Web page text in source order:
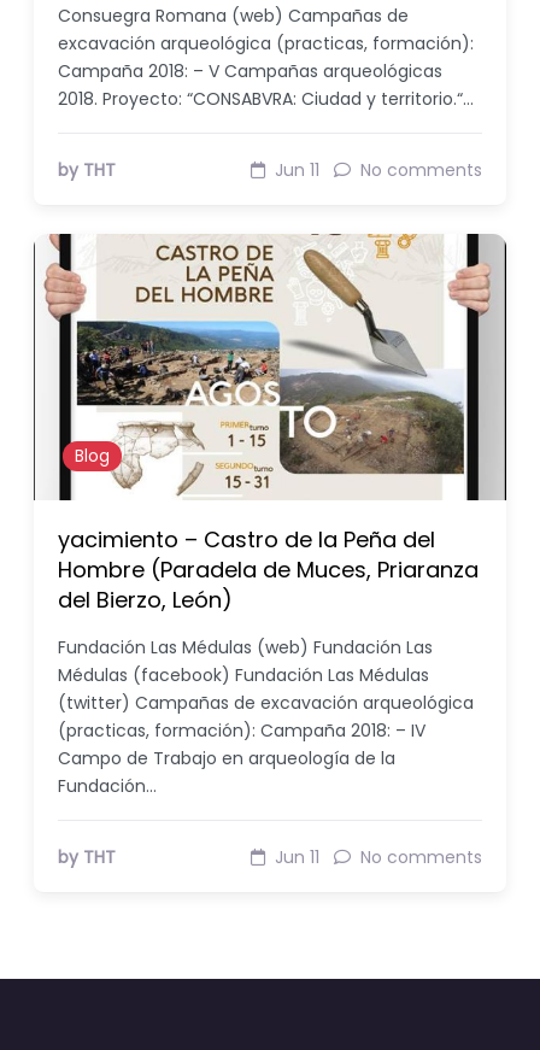
Consuegra Romana (web) Campañas de
excavación arqueológica (practicas, formación):
Campaña 2018: – V Campañas arqueológicas
2018. Proyecto: “CONSABVRA: Ciudad y territorio.“…
by THT Jun 11 No comments
Blog
yacimiento – Castro de la Peña del
Hombre (Paradela de Muces, Priaranza
del Bierzo, León)
Fundación Las Médulas (web) Fundación Las
Médulas (facebook) Fundación Las Médulas
(twitter) Campañas de excavación arqueológica
(practicas, formación): Campaña 2018: – IV
Campo de Trabajo en arqueología de la
Fundación…
by THT Jun 11 No comments